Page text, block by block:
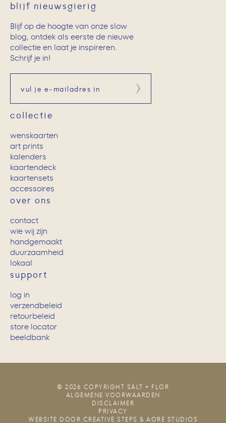
blijf nieuwsgierig
Blijf op de hoogte van onze slow
blog, ontdek als eerste de nieuwe
collectie en laat je inspireren.
Schrijf je in!
Aanmelden
collectie
wenskaarten
art prints
kalenders
kaartendeck
kaartensets
accessoires
over ons
contact
wie wij zijn
handgemaakt
duurzaamheid
lokaal
support
log in
verzendbeleid
retourbeleid
store locator
beeldbank
© 2026 COPYRIGHT SÂLT + FLOR
ALGEMENE VOORWAARDEN
DISCLAIMER
PRIVACY
WEBSITE DOOR CREATIVE STEPS & AORE STUDIOS